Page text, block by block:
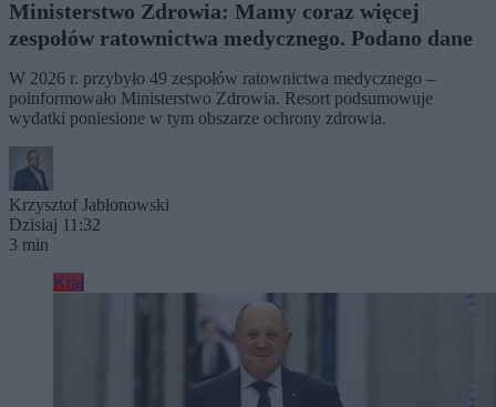
Ministerstwo Zdrowia: Mamy coraz więcej
zespołów ratownictwa medycznego. Podano dane
W 2026 r. przybyło 49 zespołów ratownictwa medycznego –
poinformowało Ministerstwo Zdrowia. Resort podsumowuje
wydatki poniesione w tym obszarze ochrony zdrowia.
Krzysztof Jabłonowski
Dzisiaj 11:32
3 min
Kraj